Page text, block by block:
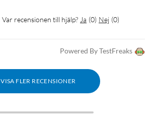
Var recensionen till hjälp? Ja (0) Nej (0)
Powered By TestFreaks
VISA FLER RECENSIONER